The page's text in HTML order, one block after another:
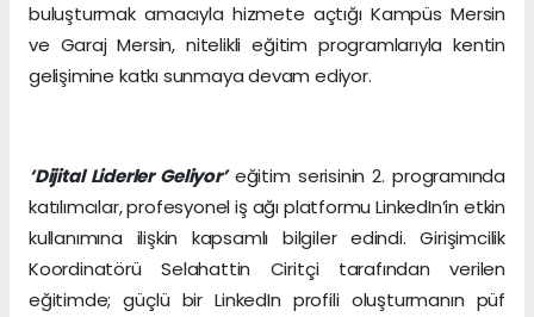
buluşturmak amacıyla hizmete açtığı Kampüs Mersin
ve Garaj Mersin, nitelikli eğitim programlarıyla kentin
gelişimine katkı sunmaya devam ediyor.
‘Dijital Liderler Geliyor’eğitim serisinin 2. programında
katılımcılar, profesyonel iş ağı platformu LinkedIn’in etkin
kullanımına ilişkin kapsamlı bilgiler edindi. Girişimcilik
Koordinatörü Selahattin Ciritçi tarafından verilen
eğitimde; güçlü bir LinkedIn profili oluşturmanın püf